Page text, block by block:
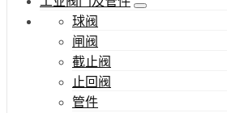
球阀
闸阀
截止阀
止回阀
管件